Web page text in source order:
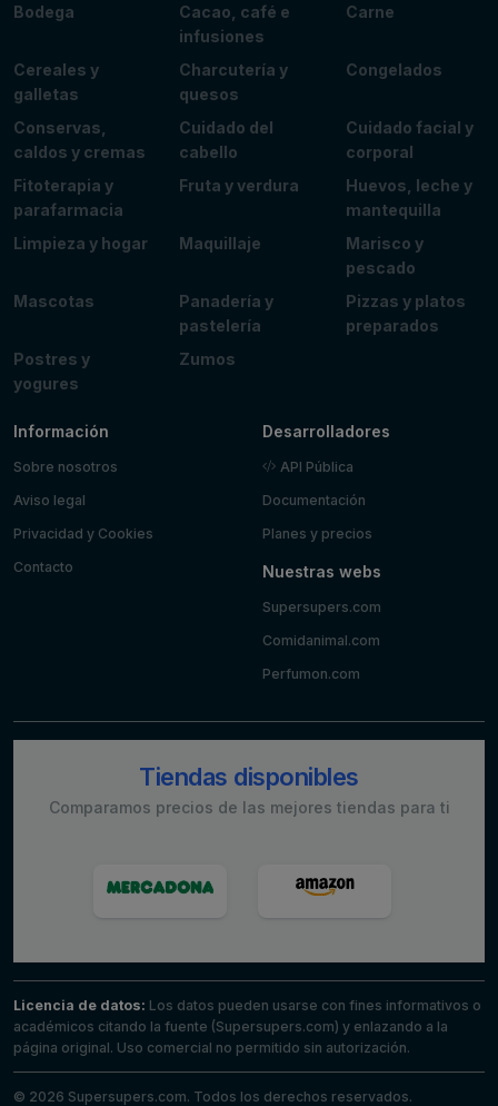
Bodega
Cacao, café e
infusiones
Carne
Cereales y
galletas
Charcutería y
quesos
Congelados
Conservas,
caldos y cremas
Cuidado del
cabello
Cuidado facial y
corporal
Fitoterapia y
parafarmacia
Fruta y verdura
Huevos, leche y
mantequilla
Limpieza y hogar
Maquillaje
Marisco y
pescado
Mascotas
Panadería y
pastelería
Pizzas y platos
preparados
Postres y
yogures
Zumos
Información
Sobre nosotros
Aviso legal
Privacidad y Cookies
Contacto
Desarrolladores
API Pública
Documentación
Planes y precios
Nuestras webs
Supersupers.com
Comidanimal.com
Perfumon.com
Tiendas disponibles
Comparamos precios de las mejores tiendas para ti
Licencia de datos: Los datos pueden usarse con fines informativos o
académicos citando la fuente (Supersupers.com) y enlazando a la
página original. Uso comercial no permitido sin autorización.
© 2026 Supersupers.com. Todos los derechos reservados.